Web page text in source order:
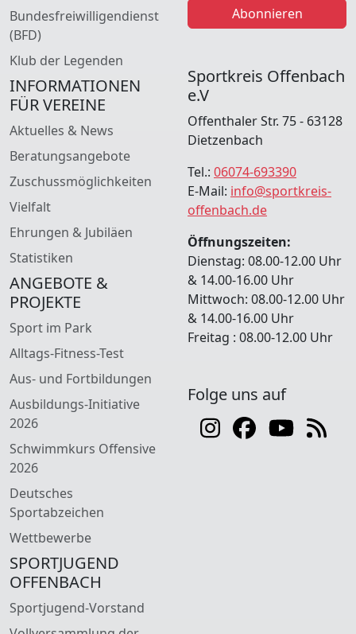
Bundesfreiwilligendienst
(BFD)
Klub der Legenden
INFORMATIONEN
FÜR VEREINE
Aktuelles & News
Beratungsangebote
Zuschussmöglichkeiten
Vielfalt
Ehrungen & Jubiläen
Statistiken
ANGEBOTE &
PROJEKTE
Sport im Park
Alltags-Fitness-Test
Aus- und Fortbildungen
Ausbildungs-Initiative
2026
Schwimmkurs Offensive
2026
Deutsches
Sportabzeichen
Wettbewerbe
SPORTJUGEND
OFFENBACH
Sportjugend-Vorstand
Abonnieren
Sportkreis Offenbach
e.V
Offenthaler Str. 75 - 63128
Dietzenbach
Tel.: 06074-693390
E-Mail: info@sportkreis-
offenbach.de
Öffnungszeiten:
Dienstag: 08.00-12.00 Uhr
& 14.00-16.00 Uhr
Mittwoch: 08.00-12.00 Uhr
& 14.00-16.00 Uhr
Freitag : 08.00-12.00 Uhr
Folge uns auf